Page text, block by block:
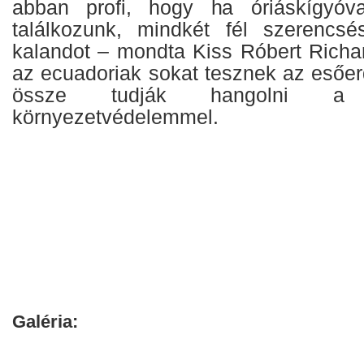
abban profi, hogy ha
találkozunk, mindkét fél
kalandot – mondta Kiss Róbert
az ecuadoriak sokat tesznek az
össze tudják hangolni
környezetvédelemmel.
Galéria: